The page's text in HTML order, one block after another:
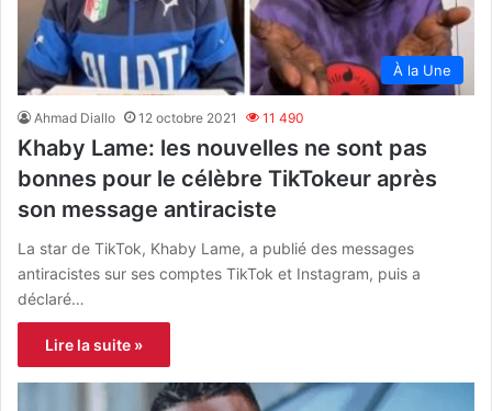
À la Une
Ahmad Diallo 12 octobre 2021 11 490
Khaby Lame: les nouvelles ne sont pas
bonnes pour le célèbre TikTokeur après
son message antiraciste
La star de TikTok, Khaby Lame, a publié des messages
antiracistes sur ses comptes TikTok et Instagram, puis a
déclaré…
Lire la suite »